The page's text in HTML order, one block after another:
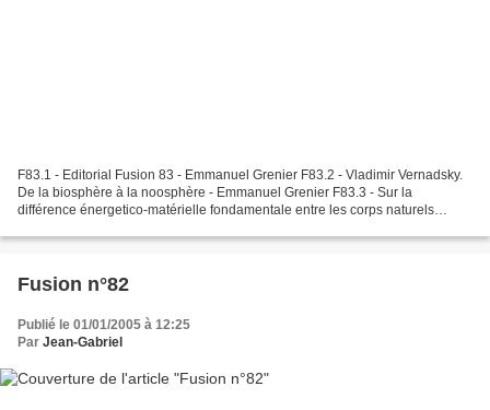
F83.1 - Editorial Fusion 83 - Emmanuel Grenier F83.2 - Vladimir Vernadsky.
De la biosphère à la noosphère - Emmanuel Grenier F83.3 - Sur la
différence énergetico-matérielle fondamentale entre les corps naturels
Fusion n°82
Publié le 01/01/2005 à 12:25
Par Jean-Gabriel